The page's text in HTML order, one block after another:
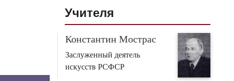
Учителя
Константин Мострас
Заслуженный деятель
искусств РСФСР